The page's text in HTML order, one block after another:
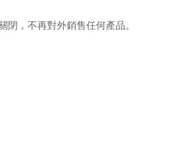
閉，不再對外銷售任何產品。